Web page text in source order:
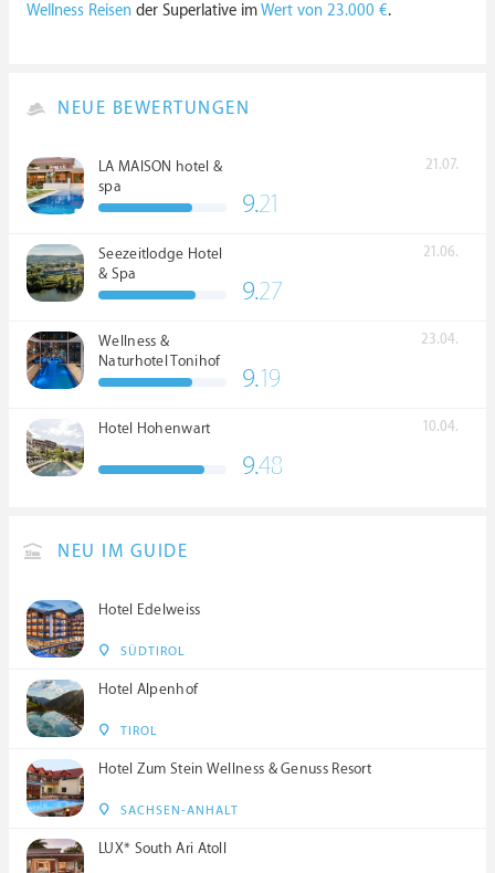
Wellness Reisen der Superlative imWert von 23.000 €.
NEUE BEWERTUNGEN
LA MAISON hotel &
spa
21.07.
9.21
Seezeitlodge Hotel
& Spa
21.06.
9.27
Wellness &
Naturhotel Tonihof
****S
23.04.
9.19
Hotel Hohenwart 10.04.
9.48
NEU IM GUIDE
Hotel Edelweiss
SÜDTIROL
Hotel Alpenhof
TIROL
Hotel Zum Stein Wellness & Genuss Resort
SACHSEN-ANHALT
LUX* South Ari Atoll